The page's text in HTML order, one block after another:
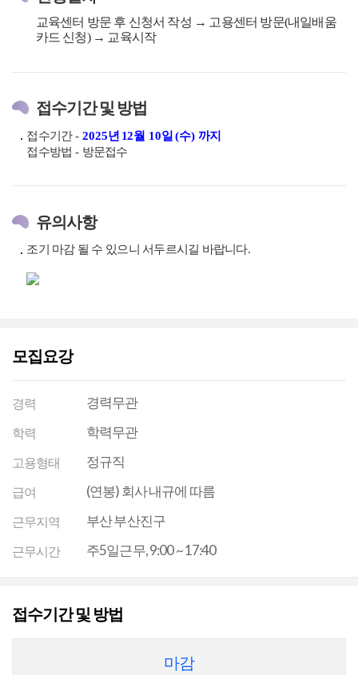
교육센터 방문 후 신청서 작성 → 고용센터 방문(내일배움
카드 신청) → 교육시작
접수기간 및 방법
접수기간- 2025년 12월 10일(수) 까지
접수방법 - 방문접수
유의사항
조기 마감 될 수 있으니 서두르시길 바랍니다.
모집요강
경력 경력무관
학력 학력무관
고용형태 정규직
급여 (연봉) 회사 내규에 따름
근무지역 부산 부산진구
근무시간 주5일근무, 9:00 ~ 17:40
접수기간 및 방법
마감